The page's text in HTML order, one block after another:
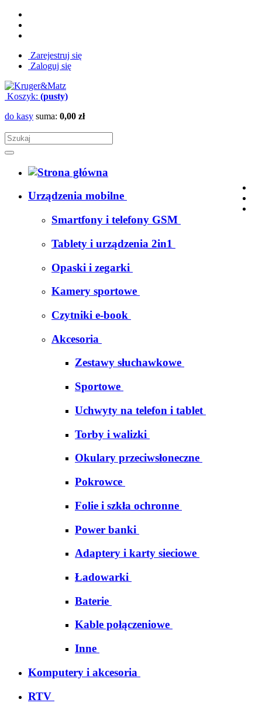
Zarejestruj się
Zaloguj się
Koszyk: (pusty)
do kasy suma: 0,00 zł
Urządzenia mobilne
Smartfony i telefony GSM
Tablety i urządzenia 2in1
Opaski i zegarki
Kamery sportowe
Czytniki e-book
Akcesoria
Zestawy słuchawkowe
Sportowe
Uchwyty na telefon i tablet
Torby i walizki
Okulary przeciwsłoneczne
Pokrowce
Folie i szkła ochronne
Power banki
Adaptery i karty sieciowe
Ładowarki
Baterie
Kable połączeniowe
Inne
Komputery i akcesoria
RTV